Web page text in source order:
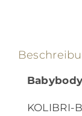
KOLIBRI-